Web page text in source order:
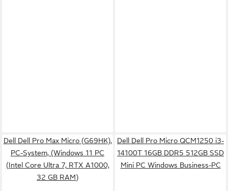
Dell Dell Pro Max Micro (G69HK),
PC-System, (Windows 11 PC
(Intel Core Ultra 7, RTX A1000,
32 GB RAM)
Dell Dell Pro Micro QCM1250 i3-
14100T 16GB DDR5 512GB SSD
Mini PC Windows Business-PC